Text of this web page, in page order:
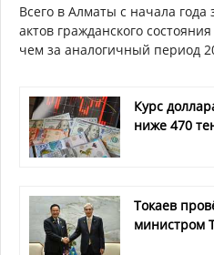
Всего в Алматы с начала года
актов гражданского
чем за аналогичный период
Курс
ниже 470
Токаев
министром